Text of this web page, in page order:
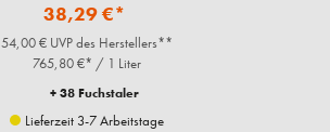
38,29 €*
54,00 € UVP des Herstellers**
765,80 €* / 1 Liter
+ 38 Fuchstaler
Lieferzeit 3-7 Arbeitstage